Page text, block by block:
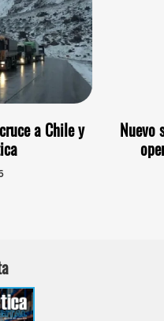
a Chile y
Nuevo